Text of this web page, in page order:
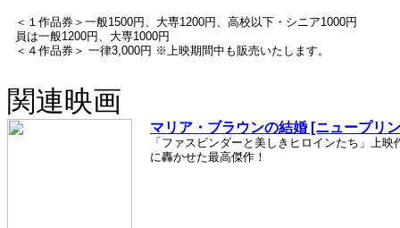
＜１作品券＞ 一般1500円、大専1200円、高校以下・シニア1000円
員は一般1200円、大専1000円
＜４作品券＞ 一律3,000円 ※上映期間中も販売いたします。
関連映画
マリア・ブラウンの結婚 [ニュープリ
「ファスビンダーと美しきヒロインたち」上
に轟かせた最高傑作！